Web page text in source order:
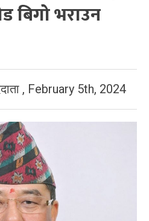
बिगो भराउन
, February 5th, 2024